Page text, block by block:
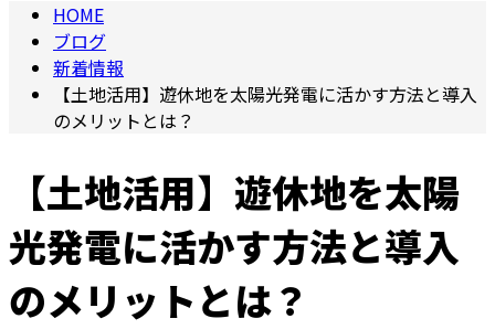
HOME
ブログ
新着情報
【土地活用】遊休地を太陽光発電に活かす方法と導入
のメリットとは？
【土地活用】遊休地を太陽
光発電に活かす方法と導入
のメリットとは？